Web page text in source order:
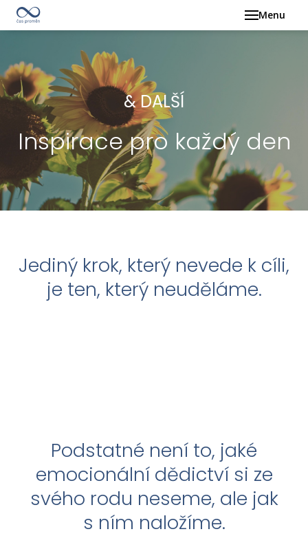
Menu
& DALŠÍ
Inspirace pro každý den
Jediný krok, který nevede k cíli,
je ten, který neuděláme.
Není důležité, v
co věříš,ale
druhým
člověkem,
jak se cítíte v
♥
Podstatné není to, jaké
emocionální dědictví si ze
svého rodu neseme, ale jak
s ním naložíme.